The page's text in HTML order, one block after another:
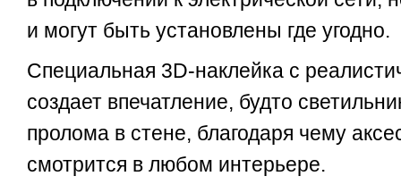
и могут быть установлены где угодно.
Специальная 3D-наклейка с
создает впечатление, будто
пролома в стене, благодаря чему
смотрится в любом интерьере.